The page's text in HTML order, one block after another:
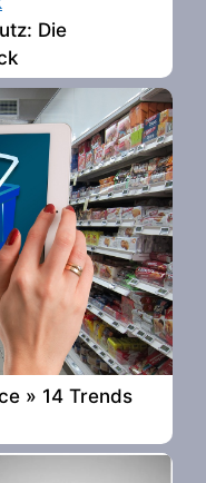
Die
» 14 Trends